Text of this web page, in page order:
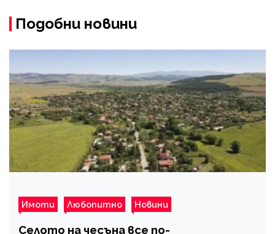
Подобни новини
Имоти Любопитно Новини
Селото на чесъна все по-